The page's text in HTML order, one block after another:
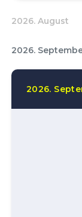
2026. August
2026.
2026.